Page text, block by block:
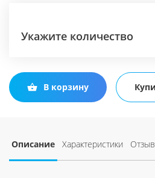
Укажите количество
В корзину
Описание Характеристики